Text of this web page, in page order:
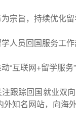
宗旨，持续优化
人员回国服务工
“互联网+留学服
跟踪回国就业双
外知名网站，向海